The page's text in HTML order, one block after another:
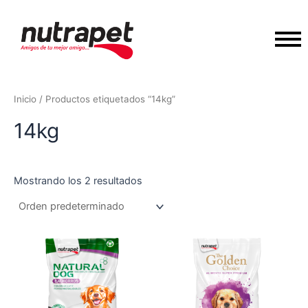
contenido
Inicio / Productos etiquetados “14kg”
14kg
Mostrando los 2 resultados